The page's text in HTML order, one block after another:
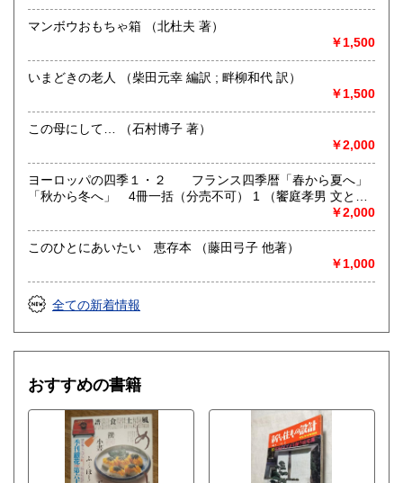
マンボウおもちゃ箱 （北杜夫 著）
￥1,500
いまどきの老人 （柴田元幸 編訳 ; 畔柳和代 訳）
￥1,500
この母にして… （石村博子 著）
￥2,000
ヨーロッパの四季１・２ フランス四季暦「春から夏へ」
「秋から冬へ」 4冊一括（分売不可） 1 （饗庭孝男 文と写
￥2,000
このひとにあいたい 恵存本 （藤田弓子 他著）
￥1,000
全ての新着情報
おすすめの書籍